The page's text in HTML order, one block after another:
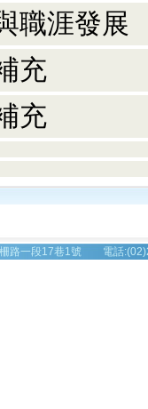
職涯發展
充
充
一段17巷1號 電話